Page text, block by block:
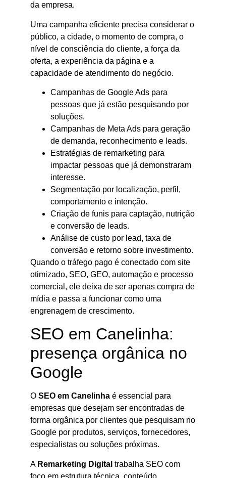
da empresa.
Uma campanha eficiente precisa considerar o
público, a cidade, o momento de compra, o
nível de consciência do cliente, a força da
oferta, a experiência da página e a
capacidade de atendimento do negócio.
Campanhas de Google Ads para
pessoas que já estão pesquisando por
soluções.
Campanhas de Meta Ads para geração
de demanda, reconhecimento e leads.
Estratégias de remarketing para
impactar pessoas que já demonstraram
interesse.
Segmentação por localização, perfil,
comportamento e intenção.
Criação de funis para captação, nutrição
e conversão de leads.
Análise de custo por lead, taxa de
conversão e retorno sobre investimento.
Quando o tráfego pago é conectado com site
otimizado, SEO, GEO, automação e processo
comercial, ele deixa de ser apenas compra de
mídia e passa a funcionar como uma
engrenagem de crescimento.
SEO em Canelinha:
presença orgânica no
Google
O SEO em Canelinha é essencial para
empresas que desejam ser encontradas de
forma orgânica por clientes que pesquisam no
Google por produtos, serviços, fornecedores,
especialistas ou soluções próximas.
A Remarketing Digital trabalha SEO com
foco em estrutura técnica, conteúdo